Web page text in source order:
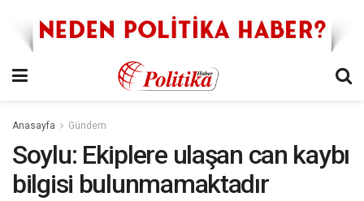
Anasayfa Gündem
Soylu: Ekiplere ulaşan can kaybı
bilgisi bulunmamaktadır